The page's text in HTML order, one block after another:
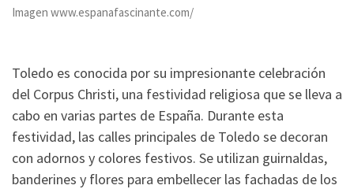
Imagen www.espanafascinante.com/
Toledo es conocida por su impresionante celebración
del Corpus Christi, una festividad religiosa que se lleva a
cabo en varias partes de España. Durante esta
festividad, las calles principales de Toledo se decoran
con adornos y colores festivos. Se utilizan guirnaldas,
banderines y flores para embellecer las fachadas de los